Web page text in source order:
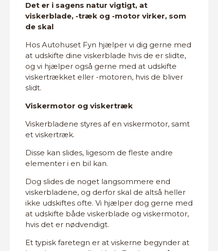
Det er i sagens natur vigtigt, at
viskerblade, -træk og -motor virker, som
de skal
Hos Autohuset Fyn hjælper vi dig gerne med
at udskifte dine viskerblade hvis de er slidte,
og vi hjælper også gerne med at udskifte
viskertrækket eller -motoren, hvis de bliver
slidt.
Viskermotor og viskertræk
Viskerbladene styres af en viskermotor, samt
et viskertræk.
Disse kan slides, ligesom de fleste andre
elementer i en bil kan.
Dog slides de noget langsommere end
viskerbladene, og derfor skal de altså heller
ikke udskiftes ofte. Vi hjælper dog gerne med
at udskifte både viskerblade og viskermotor,
hvis det er nødvendigt.
Et typisk faretegn er at viskerne begynder at